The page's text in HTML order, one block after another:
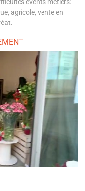
évents métiers:
agricole, vente en